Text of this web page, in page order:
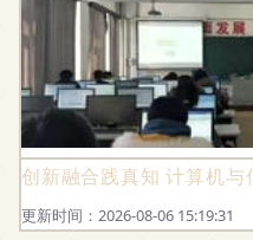
创新融合践真知 计算机
更新时间：2026-08-06 15:19:31